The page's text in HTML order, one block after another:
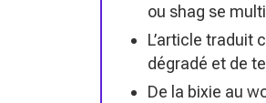
ou shag se
L’article traduit
dégradé et de
De la bixie au